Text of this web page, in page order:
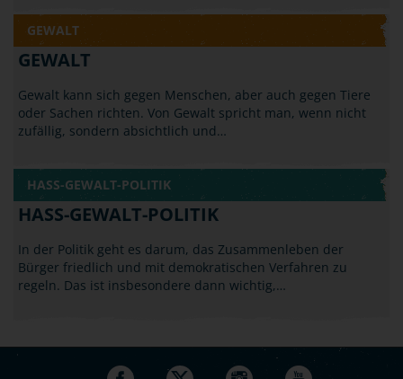
GEWALT
Gewalt kann sich gegen Menschen, aber auch gegen Tiere
zufällig, sondern absichtlich und…
HASS-GEWALT-POLITIK
In der Politik geht es darum, das Zusammenleben der
regeln. Das ist insbesondere dann wichtig,…